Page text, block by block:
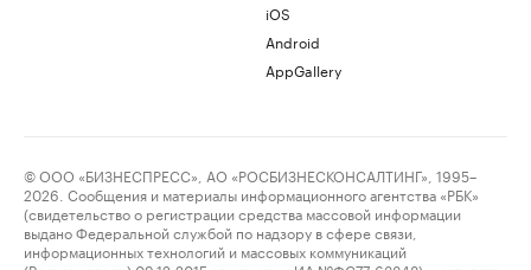
iOS
Android
AppGallery
© ООО «БИЗНЕСПРЕСС», АО «РОСБИЗНЕСКОНСАЛТИНГ», 1995–
2026. Сообщения и материалы информационного агентства «РБК»
(свидетельство о регистрации средства массовой информации
выдано Федеральной службой по надзору в сфере связи,
информационных технологий и массовых коммуникаций